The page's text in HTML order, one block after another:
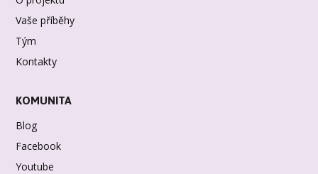
Vaše příběhy
Tým
Kontakty
KOMUNITA
Blog
Facebook
Youtube